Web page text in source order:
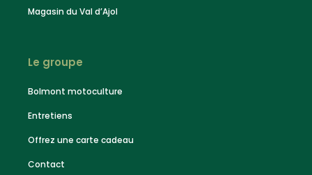
Magasin du Val d’Ajol
Le groupe
Bolmont motoculture
Entretiens
Offrez une carte cadeau
Contact